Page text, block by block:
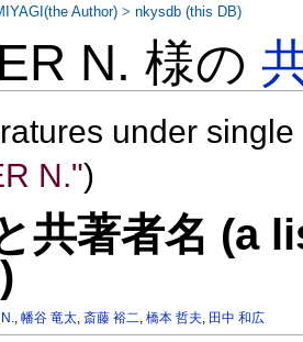
N. 様の
under
N.")
共著者名 (a
,幡谷 竜太,斎藤 裕二,橋本 哲夫, 田中 和広
Author) >nkysdb (this DB)